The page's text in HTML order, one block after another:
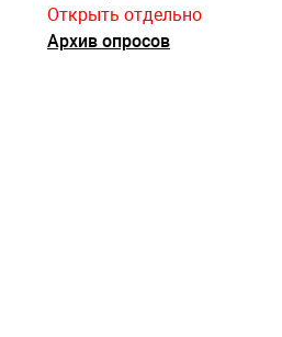
Открыть отдельно
Архив опросов